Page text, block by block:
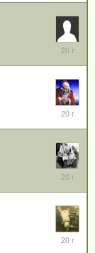
2006
12
2006
11
2006
2006